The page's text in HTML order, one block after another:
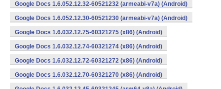
Google Docs 1.6.052.12.32-60521232 (armeabi-v7a) (Android)
Google Docs 1.6.052.12.30-60521230 (armeabi-v7a) (Android)
Google Docs 1.6.032.12.75-60321275 (x86) (Android)
Google Docs 1.6.032.12.74-60321274 (x86) (Android)
Google Docs 1.6.032.12.72-60321272 (x86) (Android)
Google Docs 1.6.032.12.70-60321270 (x86) (Android)